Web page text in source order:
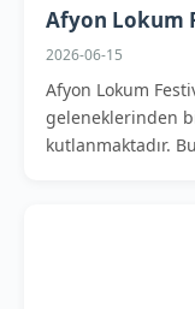
Afyon Lokum
2026-06-15
Afyon Lokum
geleneklerinden
kutlanmaktadır.